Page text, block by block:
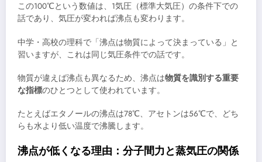
この100℃という数値は、1気圧（標準大気圧）の条件下での
話であり、気圧が変われば沸点も変わります。
中学・高校の理科で「沸点は物質によって決まっている」と
習いますが、これは同じ気圧条件での話です。
物質が違えば沸点も異なるため、沸点は物質を識別する重要
な指標のひとつとして使われています。
たとえばエタノールの沸点は78℃、アセトンは56℃で、どち
らも水より低い温度で沸騰します。
沸点が低くなる理由：分子間力と蒸気圧の関係